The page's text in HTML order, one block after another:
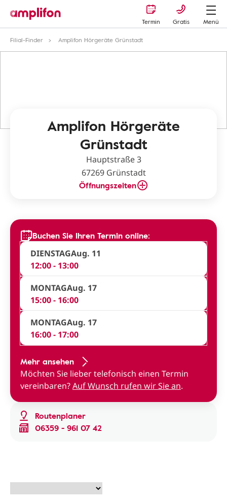
Termin Gratis
Menü
Filial-Finder
Amplifon Hörgeräte Grünstadt
Amplifon Hörgeräte
Grünstadt
Hauptstraße 3
67269 Grünstadt
Öffnungszeiten
Routenplaner
06359 - 961 07 42
Buchen Sie Ihren Termin online:
DIENSTAGAug. 11
12:00 - 13:00
MONTAGAug. 17
15:00 - 16:00
MONTAGAug. 17
16:00 - 17:00
Mehr ansehen
Möchten Sie lieber telefonisch einen Termin
vereinbaren?Auf Wunsch rufen wir Sie an.